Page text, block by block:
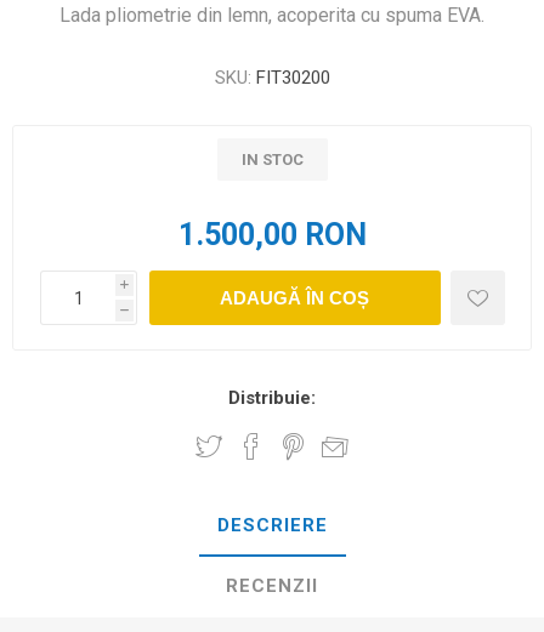
Lada pliometrie din lemn, acoperita cu spuma EVA.
SKU: FIT30200
IN STOC
1.500,00 RON
i
h
ADAUGĂ ÎN COȘ
Distribuie:
DESCRIERE
RECENZII